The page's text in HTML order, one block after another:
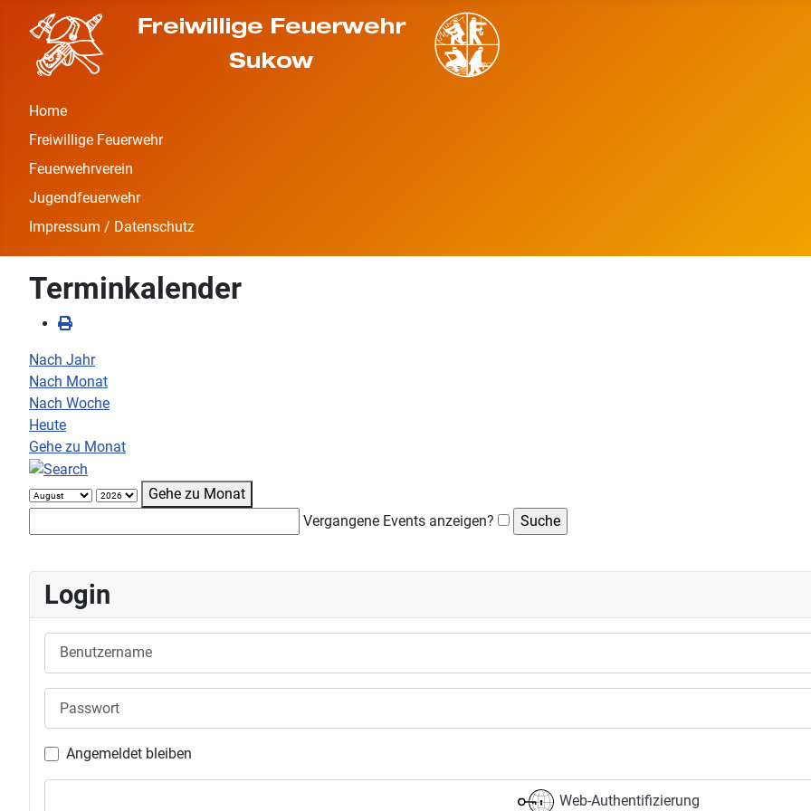
Home
Freiwillige Feuerwehr
Feuerwehrverein
Jugendfeuerwehr
Impressum / Datenschutz
Terminkalender
Nach Jahr
Nach Monat
Nach Woche
Heute
Gehe zu Monat
Gehe zu Monat
Vergangene Events anzeigen?
Login
Angemeldet bleiben
Web-Authentifizierung